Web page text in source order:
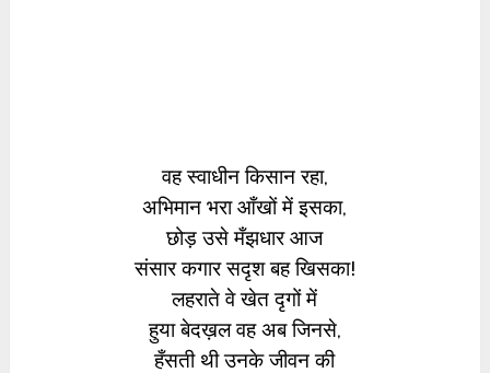
वह स्वाधीन किसान रहा,
अभिमान भरा आँखों में इसका,
छोड़ उसे मँझधार आज
संसार कगार सदृश बह खिसका!
लहराते वे खेत दृगों में
हुया बेदख़ल वह अब जिनसे,
हँसती थी उनके जीवन की